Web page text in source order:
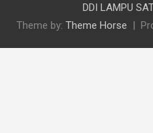
DDI LAMPU
Theme by: Theme Horse